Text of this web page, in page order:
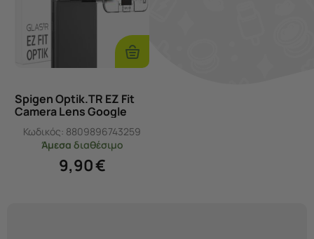
Προσθήκη
Στο
Καλάθι
Spigen Optik.TR EZ Fit
Camera Lens Google
Pixel 7A 2-Pack - Black
Κωδικός: 8809896743259
Άμεσα διαθέσιμο
9,90€